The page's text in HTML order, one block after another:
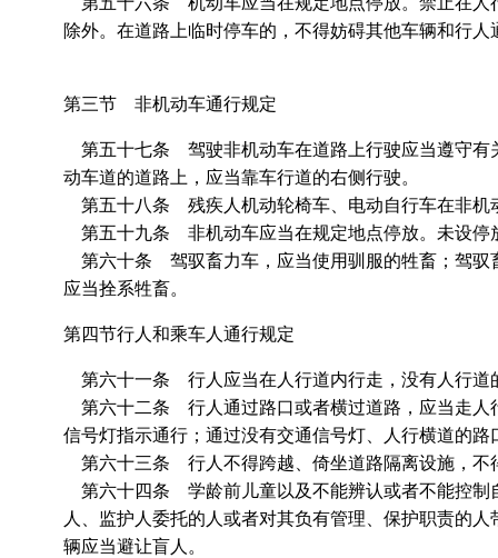
除外。在道路上临时停车的，不得妨碍其他车辆和行人
第三节 非机动车通行规定
第五十七条 驾驶非机动车在道路上行驶应当遵守有
动车道的道路上，应当靠车行道的右侧行驶。
第五十八条 残疾人机动轮椅车、电动自行车在非机
第五十九条 非机动车应当在规定地点停放。未设停
第六十条 驾驭畜力车，应当使用驯服的牲畜；驾驭
应当拴系牲畜。
第四节行人和乘车人通行规定
第六十一条 行人应当在人行道内行走，没有人行道
第六十二条 行人通过路口或者横过道路，应当走人
信号灯指示通行；通过没有交通信号灯、人行横道的
第六十三条 行人不得跨越、倚坐道路隔离设施，不
第六十四条 学龄前儿童以及不能辨认或者不能控制
人、监护人委托的人或者对其负有管理、保护职责的
辆应当避让盲人。